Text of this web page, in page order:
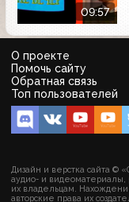
09:57
О проекте
Помочь сайту
Обратная связь
Топ пользователей
Дизайн и верстка сайта ©
аудио- и
их владельцам.
авторские права их